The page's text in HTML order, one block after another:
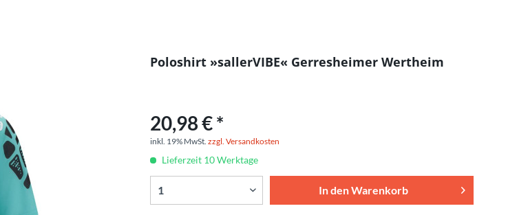
Poloshirt »sallerVIBE« Gerresheimer Wertheim
20,98 € *
inkl. 19% MwSt. zzgl. Versandkosten
Lieferzeit 10 Werktage
In denWarenkorb